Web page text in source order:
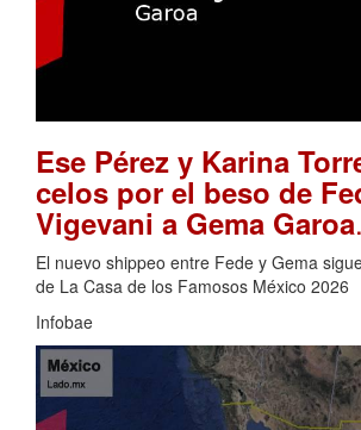
Ese Pérez y Karina
celos por el beso de
Vigevani a Gema Garoa
El nuevo shippeo entre Fede y Gema
de La Casa de los Famosos México 2026
Infobae